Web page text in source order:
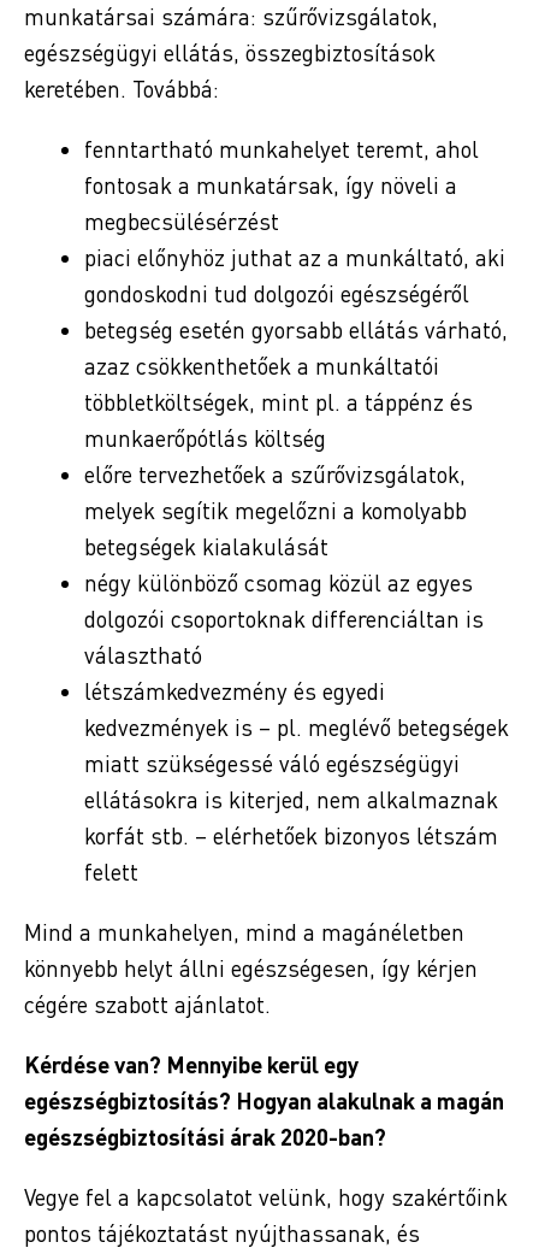
munkatársai számára: szűrővizsgálatok,
egészségügyi ellátás, összegbiztosítások
keretében. Továbbá:
fenntartható munkahelyet teremt, ahol
fontosak a munkatársak, így növeli a
megbecsülésérzést
piaci előnyhöz juthat az a munkáltató, aki
gondoskodni tud dolgozói egészségéről
betegség esetén gyorsabb ellátás várható,
azaz csökkenthetőek a munkáltatói
többletköltségek, mint pl. a táppénz és
munkaerőpótlás költség
előre tervezhetőek a szűrővizsgálatok,
melyek segítik megelőzni a komolyabb
betegségek kialakulását
négy különböző csomag közül az egyes
dolgozói csoportoknak differenciáltan is
választható
létszámkedvezmény és egyedi
kedvezmények is – pl. meglévő betegségek
miatt szükségessé váló egészségügyi
ellátásokra is kiterjed, nem alkalmaznak
korfát stb. – elérhetőek bizonyos létszám
felett
Mind a munkahelyen, mind a magánéletben
könnyebb helyt állni egészségesen, így kérjen
cégére szabott ajánlatot.
Kérdése van? Mennyibe kerül egy
egészségbiztosítás? Hogyan alakulnak a magán
egészségbiztosítási árak 2020-ban?
Vegye fel a kapcsolatot velünk, hogy szakértőink
pontos tájékoztatást nyújthassanak, és